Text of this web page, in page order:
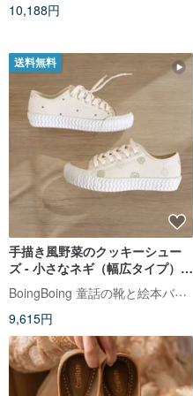
10,188円
送料無料
手描き風野菜のクッキーシュー
ズ - 小さなネギ（幅広タイプ）キ
ャンバススニーカー カジュアル
シューズ 台湾製
BoingBoing 童話の靴と絵本バッグ
9,615円